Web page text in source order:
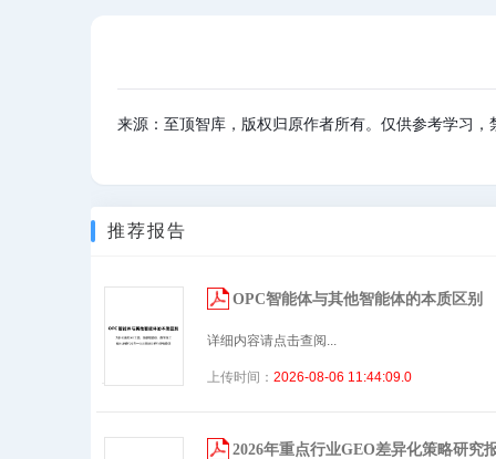
来源：至顶智库，版权归原作者所有。仅供参考学习
推荐报告
OPC智能体与其他智能体的本质区别
详细内容请点击查阅...
上传时间： 2026-08-06 11:44:09.0
2026年重点行业GEO差异化策略研究